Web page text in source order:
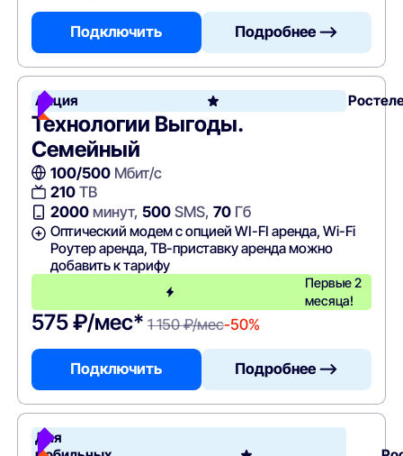
Подключить Подробнее —>
Акция
Технологии Выгоды.
Семейный
100/500Мбит/с
210ТВ
2000минут, 500SMS, 70Гб
Оптический модем с опцией WI-FI аренда, Wi-Fi
Роутер аренда, ТВ-приставку аренда можно
добавить к тарифу
Первые 2
месяца!
575 ₽/мес* 1 150 ₽/мес-50%
Подключить Подробнее —>
Для